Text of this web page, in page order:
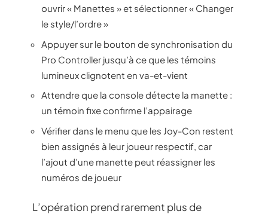
ouvrir « Manettes » et sélectionner « Changer
le style/l’ordre »
Appuyer sur le bouton de synchronisation du
Pro Controller jusqu’à ce que les témoins
lumineux clignotent en va-et-vient
Attendre que la console détecte la manette :
un témoin fixe confirme l’appairage
Vérifier dans le menu que les Joy-Con restent
bien assignés à leur joueur respectif, car
l’ajout d’une manette peut réassigner les
numéros de joueur
L’opération prend rarement plus de